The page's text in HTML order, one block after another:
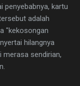
penyebabnya, kartu
adalah
"kekosongan
hilangnya
merasa sendirian,